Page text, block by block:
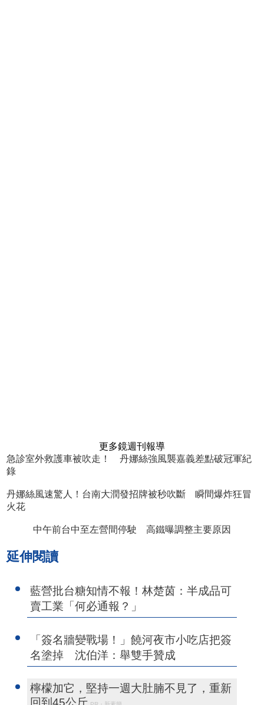
更多鏡週刊報導
急診室外救護車被吹走！ 丹娜絲強風襲嘉義差點破冠軍紀
錄
丹娜絲風速驚人！台南大潤發招牌被秒吹斷 瞬間爆炸狂冒
火花
中午前台中至左營間停駛 高鐵曝調整主要原因
延伸閱讀
藍營批台糖知情不報！林楚茵：半成品可
賣工業「何必通報？」
「簽名牆變戰場！」饒河夜市小吃店把簽
名塗掉 沈伯洋：舉雙手贊成
檸檬加它，堅持一週大肚腩不見了，重新
回到45公斤